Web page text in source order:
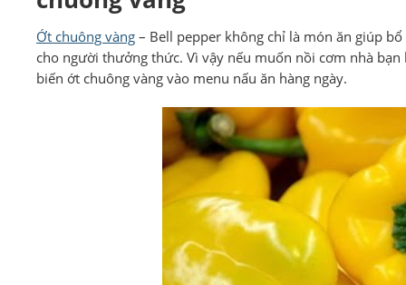
Ớt chuông vàng – Bell pepper không chỉ là món ăn giúp
cho người thưởng thức. Vì vậy nếu muốn nồi cơm nhà
biến ớt chuông vàng vào menu nấu ăn hàng ngày.